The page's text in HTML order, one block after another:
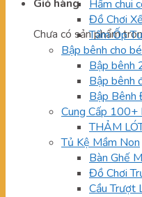
Giỏ hàng
Chưa có sản phẩm
Hầm chui
Đồ Chơi
Tấm Ốp
Bập bênh cho bé
Bập bênh
Bập bênh
Bập Bênh
Cung Cấp
THẢM
Tủ Kệ Mầm Non
Bàn Ghế
Đồ Chơi
Cầu Trượt